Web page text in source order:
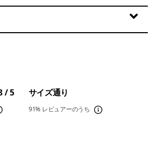
/ 5 サイズ通り
91% レビュアーのうち